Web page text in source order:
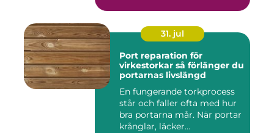
31. jul
Port reparation för
virkestorkar så förlänger du
portarnas livslängd
En fungerande torkprocess
står och faller ofta med hur
bra portarna mår. När portar
krånglar, läcker...